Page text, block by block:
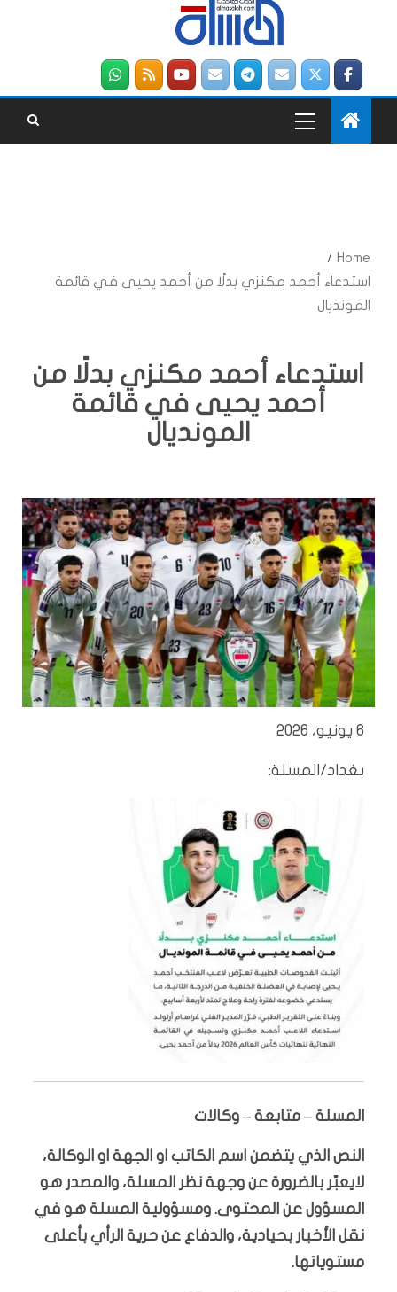
Home
استدعاء أحمد مكنزي بدلًا من أحمد يحيى في قائمة
المونديال
استدعاء أحمد مكنزي بدلًا من
أحمد يحيى في قائمة
المونديال
6 يونيو، 2026
بغداد/المسلة:
المسلة – متابعة – وكالات
النص الذي يتضمن اسم الكاتب او الجهة او الوكالة،
لايعبّر بالضرورة عن وجهة نظر المسلة، والمصدر هو
المسؤول عن المحتوى. ومسؤولية المسلة هو في
نقل الأخبار بحيادية، والدفاع عن حرية الرأي بأعلى
مستوياتها.